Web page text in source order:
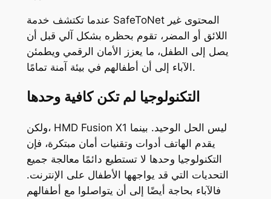
عندما تكتشف خدمة SafeToNet المحتوى غير
اللائق أو المضر، تقوم بحظره بشكل آلي قبل أن
يصل إلى الطفل، ما يعزز الأمان الرقمي ويطمئن
الآباء إلى أن أطفالهم في بيئة آمنة تمامًا.
التكنولوجيا لم تكن كافية وحدها
ولكن، HMD Fusion X1 ليس الحل الوحيد. بينما
يقدم الهاتف أدوات وتقنيات أمان مبتكرة، فإن
التكنولوجيا وحدها لا تستطيع دائمًا معالجة جميع
التحديات التي قد يواجهها الأطفال على الإنترنت.
فالآباء بحاجة أيضًا إلى أن يتواصلوا مع أطفالهم